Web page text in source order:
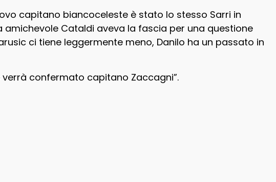
capitano biancoceleste è stato lo stesso Sarri in
amichevole Cataldi aveva la fascia per una questione
ci tiene leggermente meno, Danilo ha un passato in
confermato capitano Zaccagni”.